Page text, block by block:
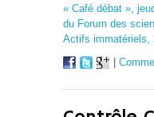
« Café débat »,
du Forum des
Actifs immatériels,